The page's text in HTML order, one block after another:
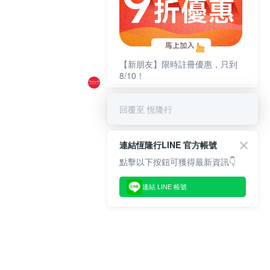
【新朋友】限時註冊優惠，只到
8/10！
回覆至 恆隆行
連結恆隆行LINE 官方帳號
點擊以下按鈕可獲得最新資訊👇
連結 LINE 帳號